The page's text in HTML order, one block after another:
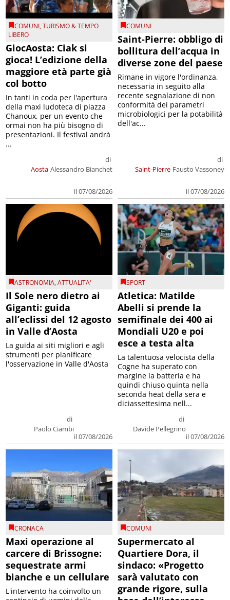
COMUNI,TURISMO & TEMPO
LIBERO
GiocAosta: Ciak si
gioca! L’edizione della
maggiore età parte già
col botto
Alessandro Bianchet
In tanti in coda per l'apertura
della maxi ludoteca di piazza
Chanoux, per un evento che
ormai non ha più bisogno di
presentazioni. Il festival andrà
...
COMUNI
Saint-Pierre: obbligo di
bollitura dell’acqua in
diverse zone del paese
Fausto Vassoney
Rimane in vigore l'ordinanza,
necessaria in seguito alla
recente segnalazione di non
conformità dei parametri
microbiologici per la potabilità
dell'ac...
Il Sole nero dietro ai
Giganti: guida
all’eclissi del 12 agosto
in Valle d’Aosta
Paolo Ciambi
La guida ai siti migliori e agli
strumenti per pianificare
l'osservazione in Valle d'Aosta
SPORT
Atletica: Matilde
Abelli si prende la
semifinale dei 400 ai
Mondiali U20 e poi
esce a testa alta
di
Davide Pellegrino
La talentuosa velocista della
Cogne ha superato con
margine la batteria e ha
quindi chiuso quinta nella
seconda heat della sera e
diciassettesima nell...
Maxi operazione al
carcere di Brissogne:
sequestrate armi
bianche e un cellulare
L'intervento ha coinvolto un
centinaio di uomini della
COMUNI
Supermercato al
Quartiere Dora, il
sindaco: «Progetto
sarà valutato con
grande rigore, sulla
base dell’interesse